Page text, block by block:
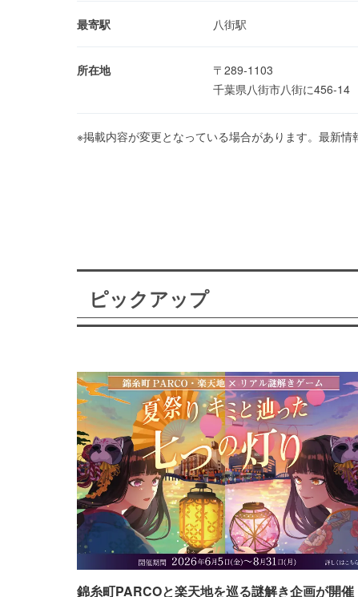
最寄駅 八街駅
所在地
〒289-1103
千葉県八街市八街に456-14
※掲載内容が変更となっている場合があります。最新
ピックアップ
錦糸町PARCOと楽天地を巡る謎解き企画が開催